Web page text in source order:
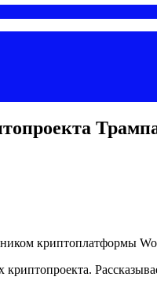
криптоплатформы